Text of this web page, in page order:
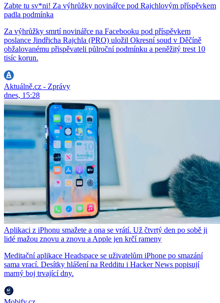
Zabte tu sv*ni! Za výhrůžky novinářce pod Rajchlovým příspěvkem
padla podmínka
Za výhrůžky smrtí novinářce na Facebooku pod příspěvkem
poslance Jindřicha Rajchla (PRO) uložil Okresní soud v Děčíně
obžalovanému přispěvateli půlroční podmínku a peněžitý trest 10
tisíc korun.
Aktuálně.cz - Zprávy
dnes, 15:28
Aplikaci z iPhonu smažete a ona se vrátí. Už čtvrtý den po sobě ji
lidé mažou znovu a znovu a Apple jen krčí rameny
Meditační aplikace Headspace se uživatelům iPhone po smazání
sama vrací. Desítky hlášení na Redditu i Hacker News popisují
marný boj trvající dny.